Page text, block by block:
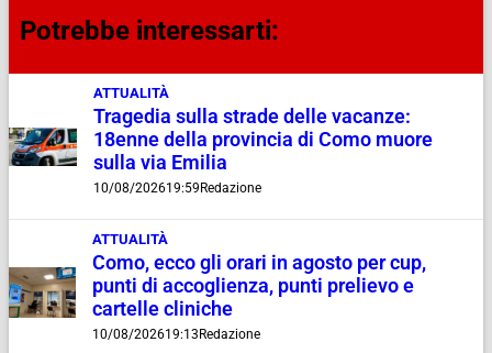
Potrebbe interessarti:
ATTUALITÀ
Tragedia sulla strade delle vacanze:
18enne della provincia di Como muore
sulla via Emilia
10/08/202619:59 Redazione
ATTUALITÀ
Como, ecco gli orari in agosto per cup,
punti di accoglienza, punti prelievo e
cartelle cliniche
10/08/202619:13 Redazione